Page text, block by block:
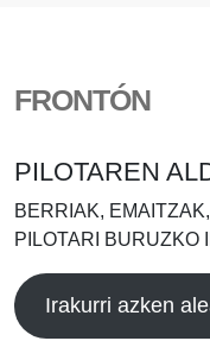
FRONTÓN
PILOTAREN
BERRIAK,
PILOTARI BURUZKO
Irakurri azken